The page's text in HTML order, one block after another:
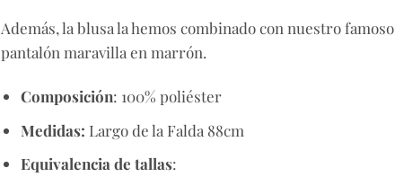
Además, la blusa la hemos combinado con nuestro famoso
pantalón maravilla en marrón.
Composición: 100% poliéster
Medidas: Largo de la Falda 88cm
Equivalencia de tallas: